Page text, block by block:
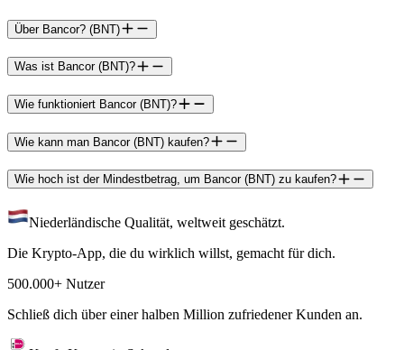
Über Bancor? (BNT)
Was ist Bancor (BNT)?
Wie funktioniert Bancor (BNT)?
Wie kann man Bancor (BNT) kaufen?
Wie hoch ist der Mindestbetrag, um Bancor (BNT) zu kaufen?
Niederländische Qualität, weltweit geschätzt.
Die Krypto-App, die du wirklich willst, gemacht für dich.
500.000+ Nutzer
Schließ dich über einer halben Million zufriedener Kunden an.